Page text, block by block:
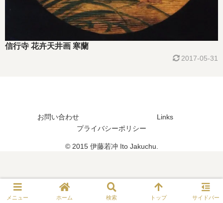
信行寺 花卉天井画 寒蘭
2017-05-31
お問い合わせ
Links
プライバシーポリシー
© 2015 伊藤若冲 Ito Jakuchu.
メニュー ホーム 検索 トップ サイドバー